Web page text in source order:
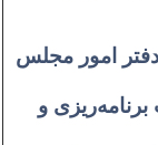
امور مجلس
و